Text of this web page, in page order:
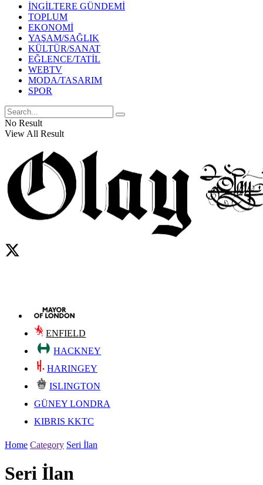
İNGİLTERE GÜNDEMİ
TOPLUM
EKONOMİ
YAŞAM/SAĞLIK
KÜLTÜR/SANAT
EĞLENCE/TATİL
WEBTV
MODA/TASARIM
SPOR
No Result
View All Result
ENFIELD
HACKNEY
HARINGEY
ISLINGTON
GÜNEY LONDRA
KIBRIS KKTC
Home Category Seri İlan
Seri İlan